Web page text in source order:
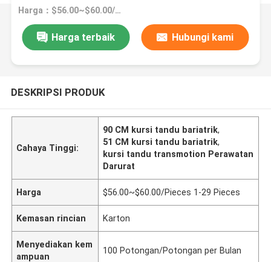
Harga：$56.00~$60.00/Pieces 1-29 Pieces
Harga terbaik Hubungi kami
DESKRIPSI PRODUK
Cahaya Tinggi:
90 CM kursi tandu bariatrik,
51 CM kursi tandu bariatrik,
kursi tandu transmotion Perawatan
Darurat
Harga $56.00~$60.00/Pieces 1-29 Pieces
Kemasan rincian Karton
Menyediakan kem
ampuan
100 Potongan/Potongan per Bulan